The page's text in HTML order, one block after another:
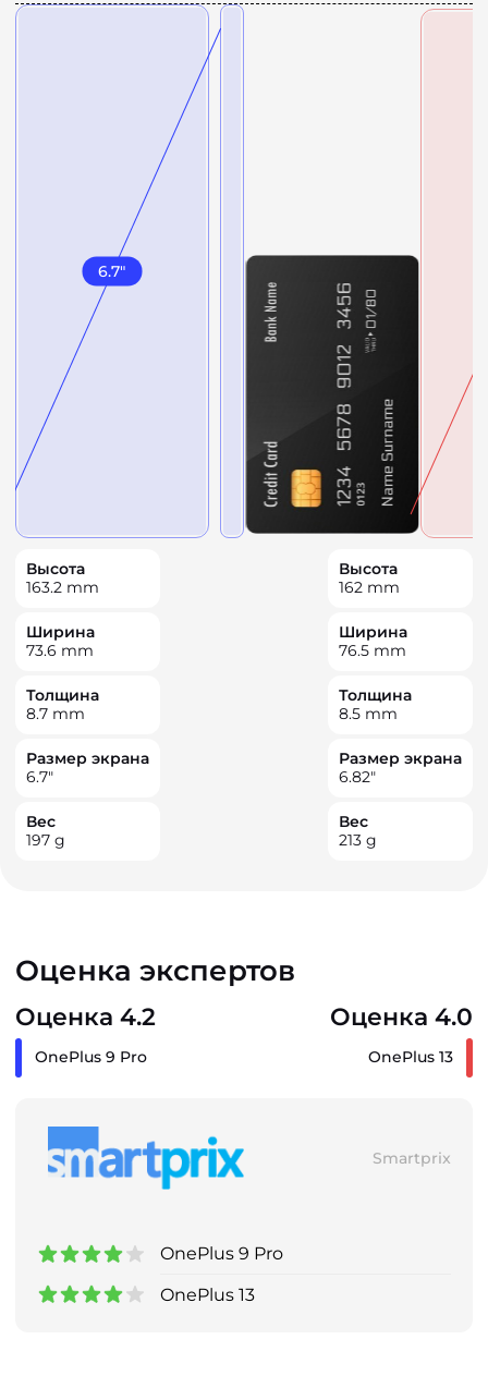
6.7"
Высота
163.2 mm
Ширина
73.6 mm
Толщина
8.7 mm
Размер экрана
6.7"
Вес
197 g
Высота
162 mm
Ширина
76.5 mm
Толщина
8.5 mm
Размер экрана
6.82"
Вес
213 g
Оценка экспертов
Оценка 4.2 Оценка 4.0
OnePlus 9 Pro OnePlus 13
Smartprix
OnePlus 9 Pro
OnePlus 13